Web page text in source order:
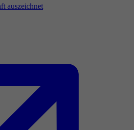
auszeichnet